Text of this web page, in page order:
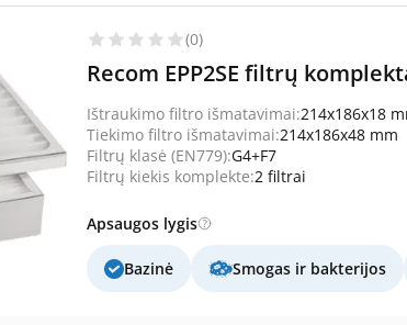
(0)
Recom EPP2SE filtrų
Ištraukimo filtro išmatavimai:214x186x18
Tiekimo filtro išmatavimai:214x186x48 mm
Filtrų klasė (EN779):G4+F7
Filtrų kiekis komplekte:2 filtrai
Apsaugos lygis
Bazinė Smogas ir bakterijos